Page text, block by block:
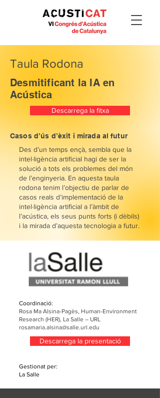
Taula Rodona
Desmitificant la IA en
Acústica
Descarrega la fitxa
Casos d’ús d’èxit i mirada al futur
Des d’un temps ençà, sembla que la
intel·ligència artificial hagi de ser la
solució a tots els problemes del món
de l’enginyeria. En aquesta taula
rodona tenim l’objectiu de parlar de
casos reals d’implementació de la
intel·ligència artificial a l’àmbit de
l’acústica, els seus punts forts (i dèbils)
i la mirada d’aquesta tecnologia a futur.
Coordinació:
Rosa Ma Alsina-Pagès, Human-Environment
Research (HER), La Salle – URL
rosamaria.alsina@salle.url.edu
Descarrega la presentació
Gestionat per:
La Salle